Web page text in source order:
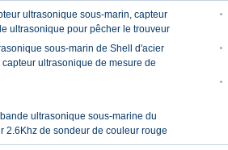
ultrasonique sous-marin, capteur
ultrasonique pour pêcher le trouveur
sous-marin de Shell d'acier
ultrasonique de mesure de
ultrasonique sous-marine du
2.6Khz de sondeur de couleur rouge